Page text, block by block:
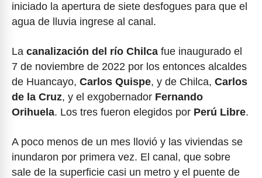
iniciado la apertura de siete desfogues para que el
agua de lluvia ingrese al canal.
La canalización del río Chilca fue inaugurado el
7 de noviembre de 2022 por los entonces alcaldes
de Huancayo, Carlos Quispe, y de Chilca, Carlos
de la Cruz, y el exgobernador Fernando
Orihuela. Los tres fueron elegidos por Perú Libre.
A poco menos de un mes llovió y las viviendas se
inundaron por primera vez. El canal, que sobre
sale de la superficie casi un metro y el puente de